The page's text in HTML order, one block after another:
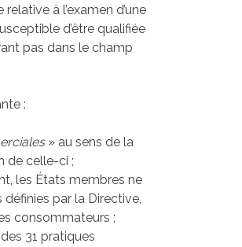
à l’examen d’une
d’être qualifiée
pas dans le champ
:
» au sens de la
de celle-ci ;
les États membres ne
par la Directive,
consommateurs ;
31 pratiques